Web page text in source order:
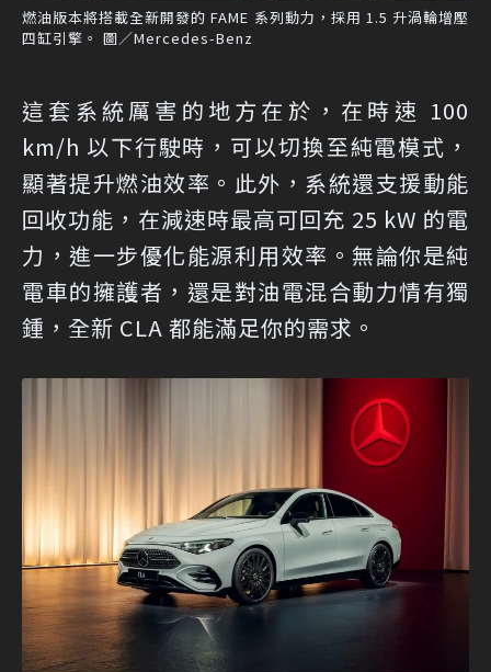
燃油版本將搭載全新開發的 FAME 系列動力，採用 1.5 升渦輪增壓
四缸引擎。 圖／Mercedes-Benz
這套系統厲害的地方在於，在時速 100
km/h 以下行駛時，可以切換至純電模式，
顯著提升燃油效率。此外，系統還支援動能
回收功能，在減速時最高可回充 25 kW 的電
力，進一步優化能源利用效率。無論你是純
電車的擁護者，還是對油電混合動力情有獨
鍾，全新 CLA 都能滿足你的需求。